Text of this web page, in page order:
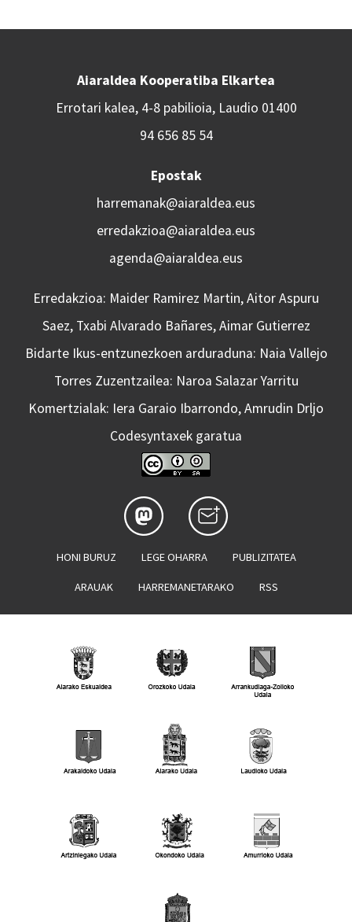
Aiaraldea Kooperatiba Elkartea
Errotari kalea, 4-8 pabilioia, Laudio 01400
94 656 85 54
Epostak
harremanak@aiaraldea.eus
erredakzioa@aiaraldea.eus
agenda@aiaraldea.eus
Erredakzioa: Maider Ramirez Martin, Aitor Aspuru
Saez, Txabi Alvarado Bañares, Aimar Gutierrez
Bidarte Ikus-entzunezkoen arduraduna: Naia Vallejo
Torres Zuzentzailea: Naroa Salazar Yarritu
Komertzialak: Iera Garaio Ibarrondo, Amrudin Drljo
Codesyntaxek garatua
HONI BURUZ LEGE OHARRA PUBLIZITATEA
ARAUAK HARREMANETARAKO RSS